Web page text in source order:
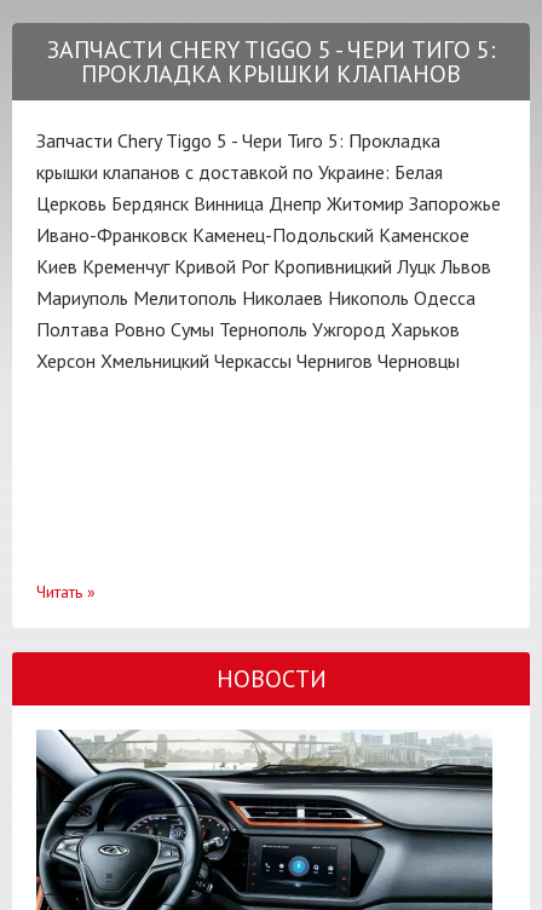
ЗАПЧАСТИ CHERY TIGGO 5 - ЧЕРИ ТИГО 5:
ПРОКЛАДКА КРЫШКИ КЛАПАНОВ
Запчасти Chery Tiggo 5 - Чери Тиго 5: Прокладка
крышки клапанов с доставкой по Украине: Белая
Церковь Бердянск Винница Днепр Житомир Запорожье
Ивано-Франковск Каменец-Подольский Каменское
Киев Кременчуг Кривой Рог Кропивницкий Луцк Львов
Мариуполь Мелитополь Николаев Никополь Одесса
Полтава Ровно Сумы Тернополь Ужгород Харьков
Херсон Хмельницкий Черкассы Чернигов Черновцы
Читать »
НОВОСТИ